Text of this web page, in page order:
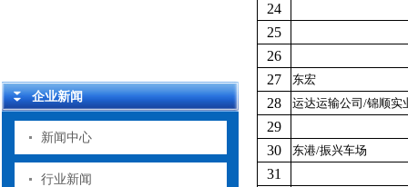
企业新闻
新闻中心
行业新闻
24
25
26
27
东宏
28 运达运输公司/锦顺实
29
30
东港/振兴车场
31